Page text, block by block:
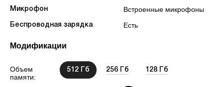
Микрофон Встроенные микрофоны
Беспроводная зарядка Есть
Модификации
Объем
памяти:
512 Гб 256 Гб 128 Гб